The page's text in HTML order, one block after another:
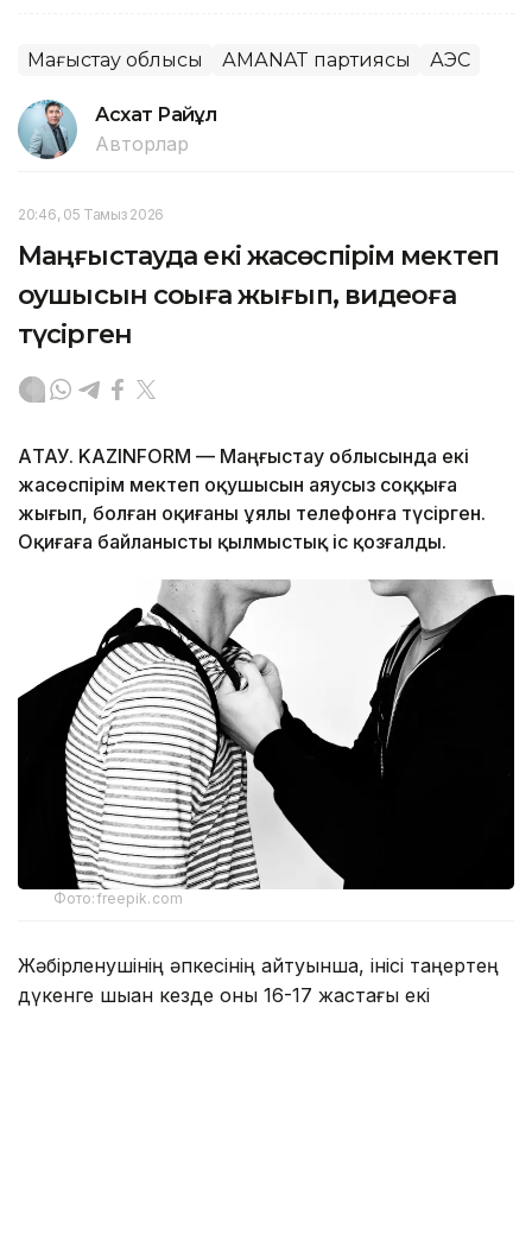
Маңғыстау облысы АМАNAT партиясы АЭС
Асхат Райқұл
Авторлар
20:46, 05 Тамыз 2026
Маңғыстауда екі жасөспірім мектеп
оқушысын соққыға жығып, видеоға
түсірген
АҚТАУ. KAZINFORM — Маңғыстау облысында екі
жасөспірім мектеп оқушысын аяусыз соққыға
жығып, болған оқиғаны ұялы телефонға түсірген.
Оқиғаға байланысты қылмыстық іс қозғалды.
Фото:freepik.com
Жәбірленушінің әпкесінің айтуынша, інісі таңертең
дүкенге шыққан кезде оны 16-17 жастағы екі